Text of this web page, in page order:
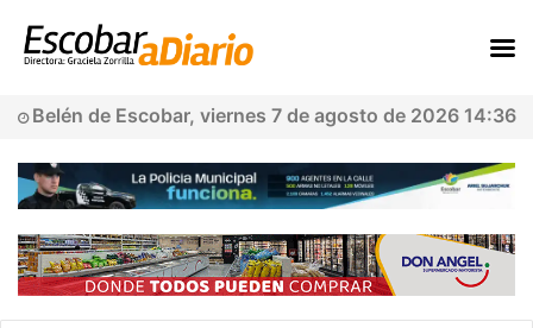
Belén de Escobar, viernes 7 de agosto de 2026 14:36